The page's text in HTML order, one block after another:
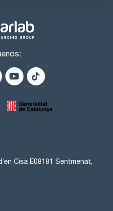
Cisa E08181 Sentmenat,